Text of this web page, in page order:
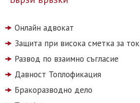
Онлайн адвокат
Защита при висока сметка за ток
Развод по взаимно съгласие
Давност Топлофикация
Бракоразводно дело